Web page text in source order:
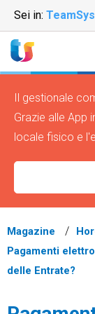
Sei in:
Il gestionale
Grazie alle App
locale fisico e
Magazine
Pagamenti
delle Entrate?